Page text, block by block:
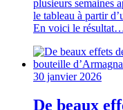
plusieurs semaines
le tableau à partir
En voici le
30 janvier 2026
De beaux